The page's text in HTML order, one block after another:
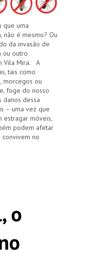
que uma
não é mesmo? Ou
da invasão de
ou outro
Vila Mira. A
tais como
morcegos ou
foge do nosso
danos dessa
– uma vez que
estragar móveis,
podem afetar
no
o